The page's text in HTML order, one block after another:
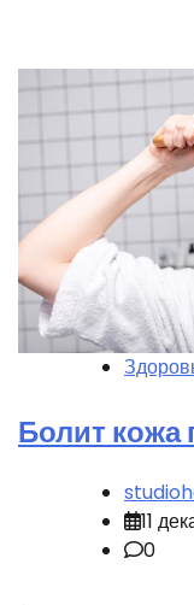
Болит кожа
11
0